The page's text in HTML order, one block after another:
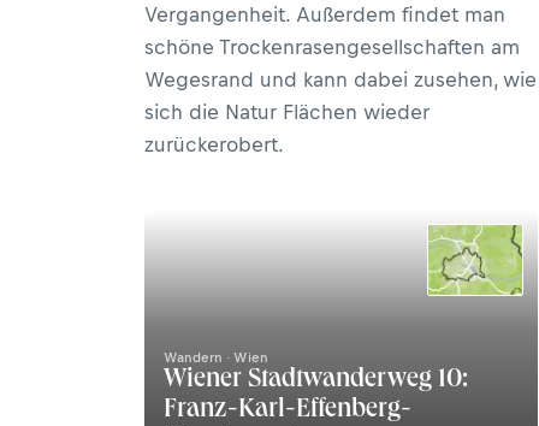
Vergangenheit. Außerdem findet man
schöne Trockenrasengesellschaften am
Wegesrand und kann dabei zusehen, wie
sich die Natur Flächen wieder
zurückerobert.
Wandern · Wien
Wiener Stadtwanderweg 10:
Franz-Karl-Effenberg-